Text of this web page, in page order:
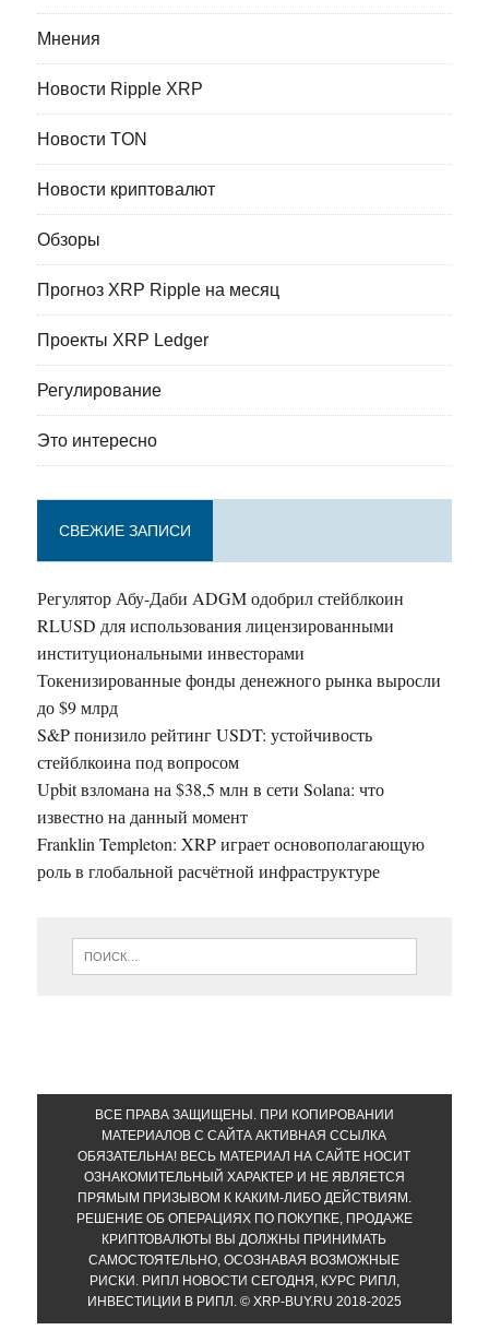
Мнения
Новости Ripple XRP
Новости TON
Новости криптовалют
Обзоры
Прогноз XRP Ripple на месяц
Проекты XRP Ledger
Регулирование
Это интересно
СВЕЖИЕ ЗАПИСИ
Регулятор Абу-Даби ADGM одобрил стейблкоин
RLUSD для использования лицензированными
институциональными инвесторами
Токенизированные фонды денежного рынка выросли
до $9 млрд
S&P понизило рейтинг USDT: устойчивость
стейблкоина под вопросом
Upbit взломана на $38,5 млн в сети Solana: что
известно на данный момент
Franklin Templeton: XRP играет основополагающую
роль в глобальной расчётной инфраструктуре
ВСЕ ПРАВА ЗАЩИЩЕНЫ. ПРИ КОПИРОВАНИИ
МАТЕРИАЛОВ С САЙТА АКТИВНАЯ ССЫЛКА
ОБЯЗАТЕЛЬНА! ВЕСЬ МАТЕРИАЛ НА САЙТЕ НОСИТ
ОЗНАКОМИТЕЛЬНЫЙ ХАРАКТЕР И НЕ ЯВЛЯЕТСЯ
ПРЯМЫМ ПРИЗЫВОМ К КАКИМ-ЛИБО ДЕЙСТВИЯМ.
РЕШЕНИЕ ОБ ОПЕРАЦИЯХ ПО ПОКУПКЕ, ПРОДАЖЕ
КРИПТОВАЛЮТЫ ВЫ ДОЛЖНЫ ПРИНИМАТЬ
САМОСТОЯТЕЛЬНО, ОСОЗНАВАЯ ВОЗМОЖНЫЕ
РИСКИ. РИПЛ НОВОСТИ СЕГОДНЯ, КУРС РИПЛ,
ИНВЕСТИЦИИ В РИПЛ. © XRP-BUY.RU 2018-2025